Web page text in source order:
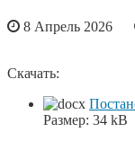
8 Апрель 2026
Скачать:
Размер: 34 kB